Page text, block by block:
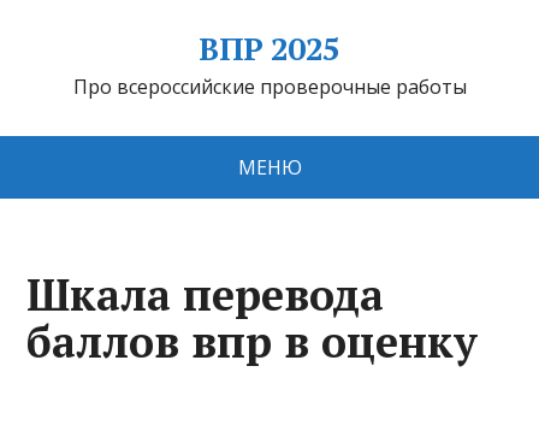
ВПР 2025
Про всероссийские проверочные работы
МЕНЮ
Шкала перевода
баллов впр в оценку